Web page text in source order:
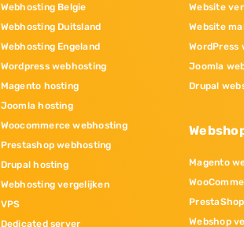
Webhosting Belgie
Webhosting Duitsland
Webhosting Engeland
Wordpress webhosting
Magento hosting
Joomla hosting
Woocommerce webhosting
Prestashop webhosting
Drupal hosting
Webhosting vergelijken
VPS
Dedicated server
Website
Website
WordPress
Joomla
Drupal
Magento
Webshop